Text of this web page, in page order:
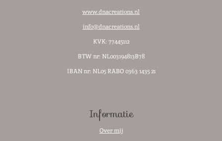
www.dnacreations.nl
info@dnacreations.nl
KVK: 77445112
BTW nr: NL003194813B78
IBAN nr: NL05 RABO 0363 1435 21
Informatie
Over mij